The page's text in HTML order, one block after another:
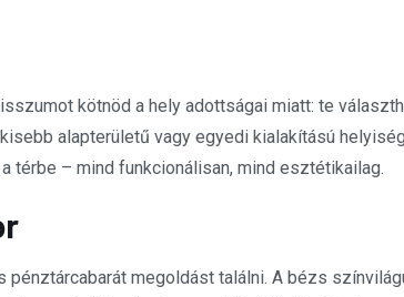
kötnöd a hely adottságai miatt: te
alapterületű vagy egyedi kialakítású
– mind funkcionálisan, mind esztétikailag.
megoldást találni. A bézs